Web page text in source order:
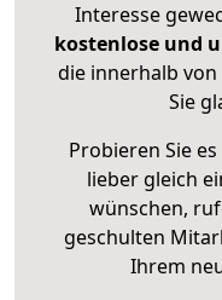
Interesse
kostenlose und
die innerhalb
Sie
Probieren Sie
lieber gleich
wünschen,
geschulten
Ihrem